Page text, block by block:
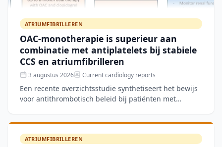
ATRIUMFIBRILLEREN
OAC-monotherapie is superieur aan
combinatie met antiplatelets bij stabiele
CCS en atriumfibrilleren
3 augustus 2026 Current cardiology reports
Een recente overzichtsstudie synthetiseert het bewijs
voor antithrombotisch beleid bij patiënten met
ATRIUMFIBRILLEREN